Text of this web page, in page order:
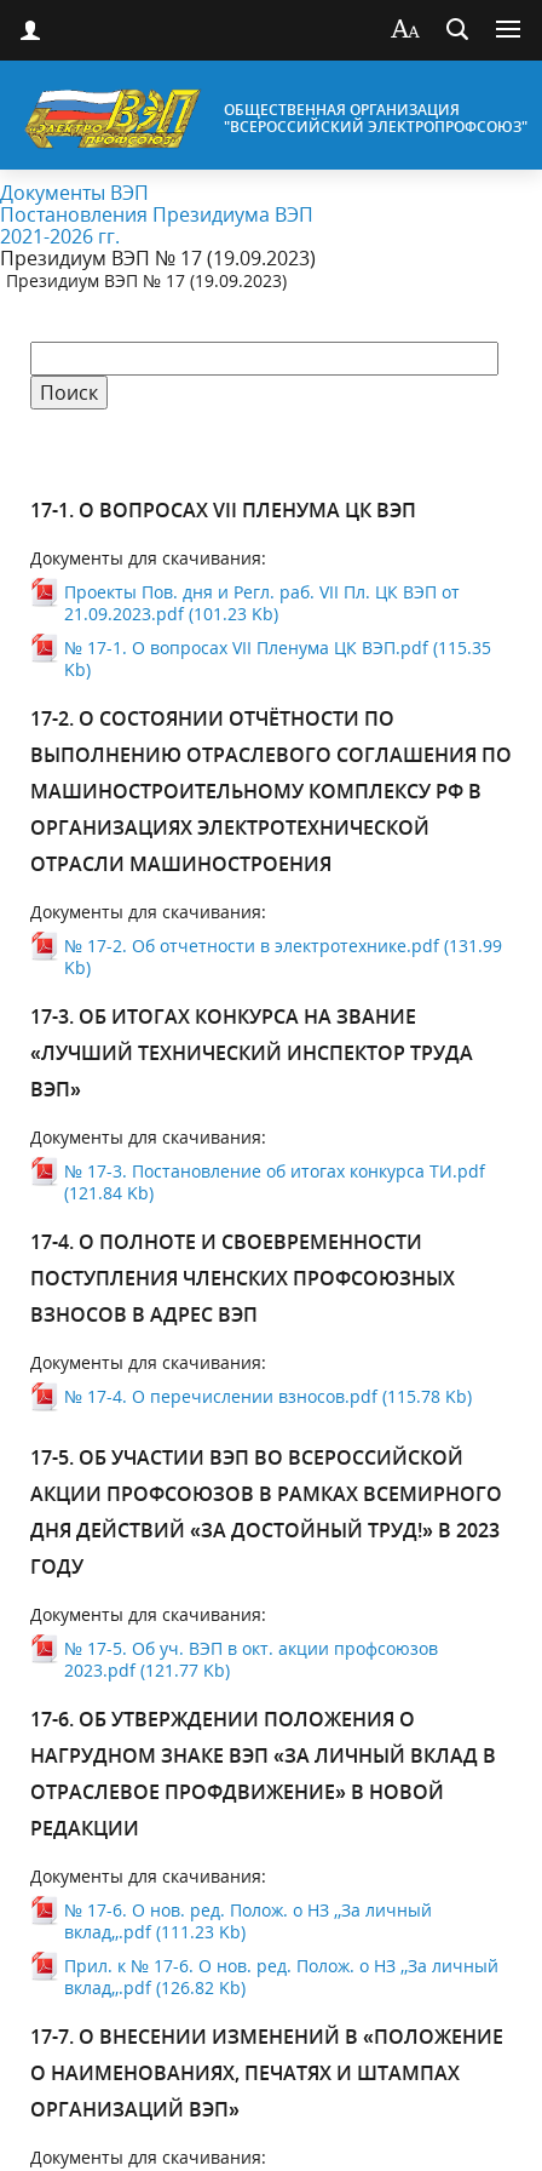
ОБЩЕСТВЕННАЯ ОРГАНИЗАЦИЯ
"ВСЕРОССИЙСКИЙ ЭЛЕКТРОПРОФСОЮЗ"
Документы ВЭП
Постановления Президиума ВЭП
2021-2026 гг.
Президиум ВЭП № 17 (19.09.2023)
Президиум ВЭП № 17 (19.09.2023)
17-1. О ВОПРОСАХ VII ПЛЕНУМА ЦК ВЭП
Документы для скачивания:
Проекты Пов. дня и Регл. раб. VII Пл. ЦК ВЭП от
21.09.2023.pdf (101.23 Kb)
№ 17-1. О вопросах VII Пленума ЦК ВЭП.pdf (115.35
Kb)
17-2. О СОСТОЯНИИ ОТЧЁТНОСТИ ПО
ВЫПОЛНЕНИЮ ОТРАСЛЕВОГО СОГЛАШЕНИЯ ПО
МАШИНОСТРОИТЕЛЬНОМУ КОМПЛЕКСУ РФ В
ОРГАНИЗАЦИЯХ ЭЛЕКТРОТЕХНИЧЕСКОЙ
ОТРАСЛИ МАШИНОСТРОЕНИЯ
Документы для скачивания:
№ 17-2. Об отчетности в электротехнике.pdf (131.99
Kb)
17-3. ОБ ИТОГАХ КОНКУРСА НА ЗВАНИЕ
«ЛУЧШИЙ ТЕХНИЧЕСКИЙ ИНСПЕКТОР ТРУДА
ВЭП»
Документы для скачивания:
№ 17-3. Постановление об итогах конкурса ТИ.pdf
(121.84 Kb)
17-4. О ПОЛНОТЕ И СВОЕВРЕМЕННОСТИ
ПОСТУПЛЕНИЯ ЧЛЕНСКИХ ПРОФСОЮЗНЫХ
ВЗНОСОВ В АДРЕС ВЭП
Документы для скачивания:
№ 17-4. О перечислении взносов.pdf (115.78 Kb)
17-5. ОБ УЧАСТИИ ВЭП ВО ВСЕРОССИЙСКОЙ
АКЦИИ ПРОФСОЮЗОВ В РАМКАХ ВСЕМИРНОГО
ДНЯ ДЕЙСТВИЙ «ЗА ДОСТОЙНЫЙ ТРУД!» В 2023
ГОДУ
Документы для скачивания:
№ 17-5. Об уч. ВЭП в окт. акции профсоюзов
2023.pdf (121.77 Kb)
17-6. ОБ УТВЕРЖДЕНИИ ПОЛОЖЕНИЯ О
НАГРУДНОМ ЗНАКЕ ВЭП «ЗА ЛИЧНЫЙ ВКЛАД В
ОТРАСЛЕВОЕ ПРОФДВИЖЕНИЕ» В НОВОЙ
РЕДАКЦИИ
Документы для скачивания:
№ 17-6. О нов. ред. Полож. о НЗ ,,За личный
вклад,,.pdf (111.23 Kb)
Прил. к № 17-6. О нов. ред. Полож. о НЗ ,,За личный
вклад,,.pdf (126.82 Kb)
17-7. О ВНЕСЕНИИ ИЗМЕНЕНИЙ В «ПОЛОЖЕНИЕ
О НАИМЕНОВАНИЯХ, ПЕЧАТЯХ И ШТАМПАХ
ОРГАНИЗАЦИЙ ВЭП»
Документы для скачивания: